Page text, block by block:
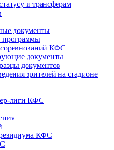
и трансферам
документы
программы
КФС
документы
документов
зрителей на стадионе
лиги КФС
КФС